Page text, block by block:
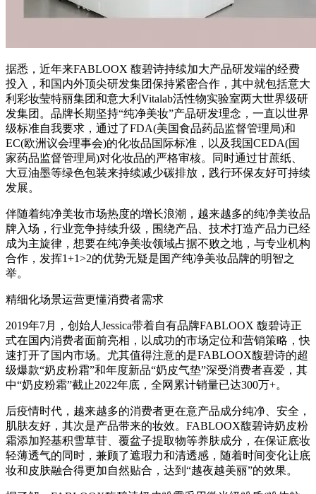
据悉，近年来FABLOOX 馥碧诗持续加大产品研发端的经费
投入，和国内外顶尖研发集团保持紧密合作，其中就包括意大
利彩妆莹特丽集团和意大利Vitalab活性物实验室两大世界级研
发集团。品牌长期坚持“纯净美妆”产品研发理念，一直以世界
级标准自我要求，通过了FDA(美国食品药品监督管理局)和
EC(欧洲议会理事会)的化妆品国际标准，以及我国CEDA(国
家药品监督管理局)对化妆品的严格审核。同时通过甘蔗纸、
大豆油墨等绿色包装来持续减少碳排放，践行环保友好可持续
发展。
伴随着纯净美妆市场热度的增长浪潮，越来越多的纯净美妆品
牌入场，行业竞争持续升级，围绕产品、技术打造产品力已经
成为主旋律，想要在纯净美妆领域占据不败之地，与专业机构
合作，发挥1+1>2的优势无疑是国产纯净美妆品牌的明智之
举。
精细化场景运营更懂消费者需求
2019年7月，创始人Jessica带着自有品牌FABLOOX 馥碧诗正
式在国内消费者面前亮相，以成功的市场定位和营销策略，快
速打开了国内市场。尤其值得注意的是FABLOOX馥碧诗的超
级爆款“奶皮粉霜”和年度新品“奶皮气垫”深受消费者喜爱，其
中“奶皮粉霜”截止2022年底，全网累计销量已达300万+。
后疫情时代，越来越多的消费者更在意产品成分纯净、安全，
肌肤友好，其次是产品带来的妆效。FABLOOX馥碧诗奶皮粉
霜添加羟基积雪草苷、覆盆子提取物等养肤成分，在保证底妆
轻薄透气的同时，兼顾了遮瑕力和清透感，随着时间变化让底
妆和皮肤融合得更加自然贴合，达到“越夜越美丽”的效果。